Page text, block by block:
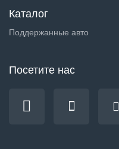
Каталог
Поддержанные авто
Посетите нас